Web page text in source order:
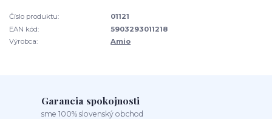
Číslo produktu:
01121
EAN kód:
5903293011218
Výrobca:
Amio
Garancia spokojnosti
sme 100% slovenský obchod